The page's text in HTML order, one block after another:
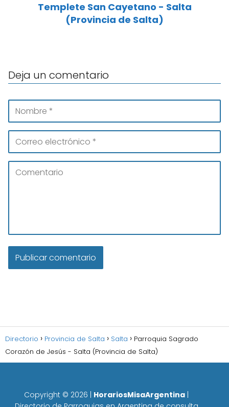
Templete San Cayetano - Salta
(Provincia de Salta)
Deja un comentario
Directorio Provincia de Salta Salta
Parroquia Sagrado
Corazón de Jesús - Salta (Provincia de Salta)
Copyright © 2026 HorariosMisaArgentina